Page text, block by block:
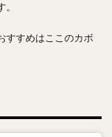
すすめはここのカボ